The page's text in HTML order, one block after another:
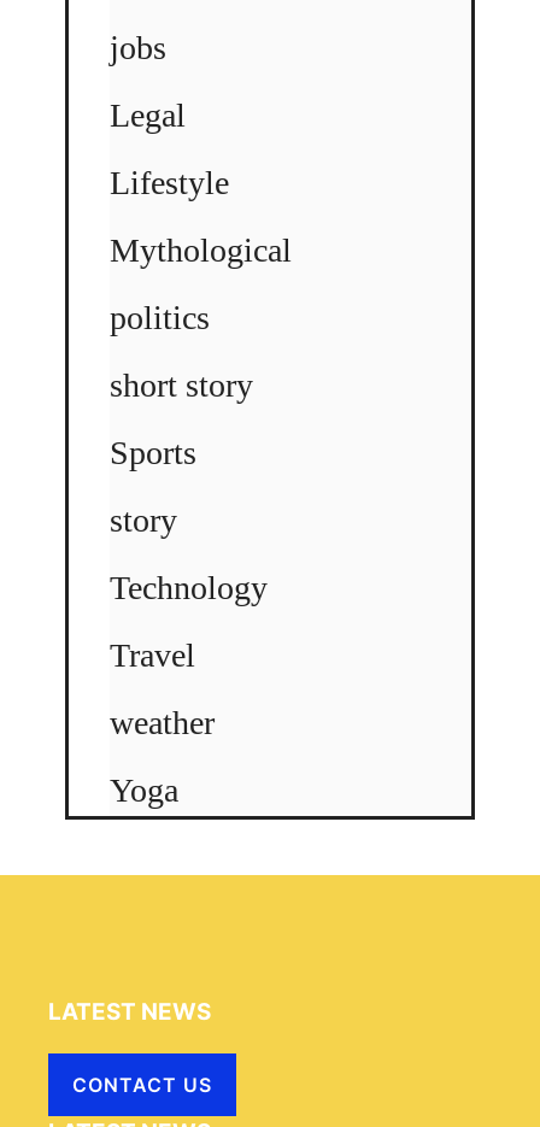
jobs
Legal
Lifestyle
Mythological
politics
short story
Sports
story
Technology
Travel
weather
Yoga
LATEST NEWS
CONTACT US